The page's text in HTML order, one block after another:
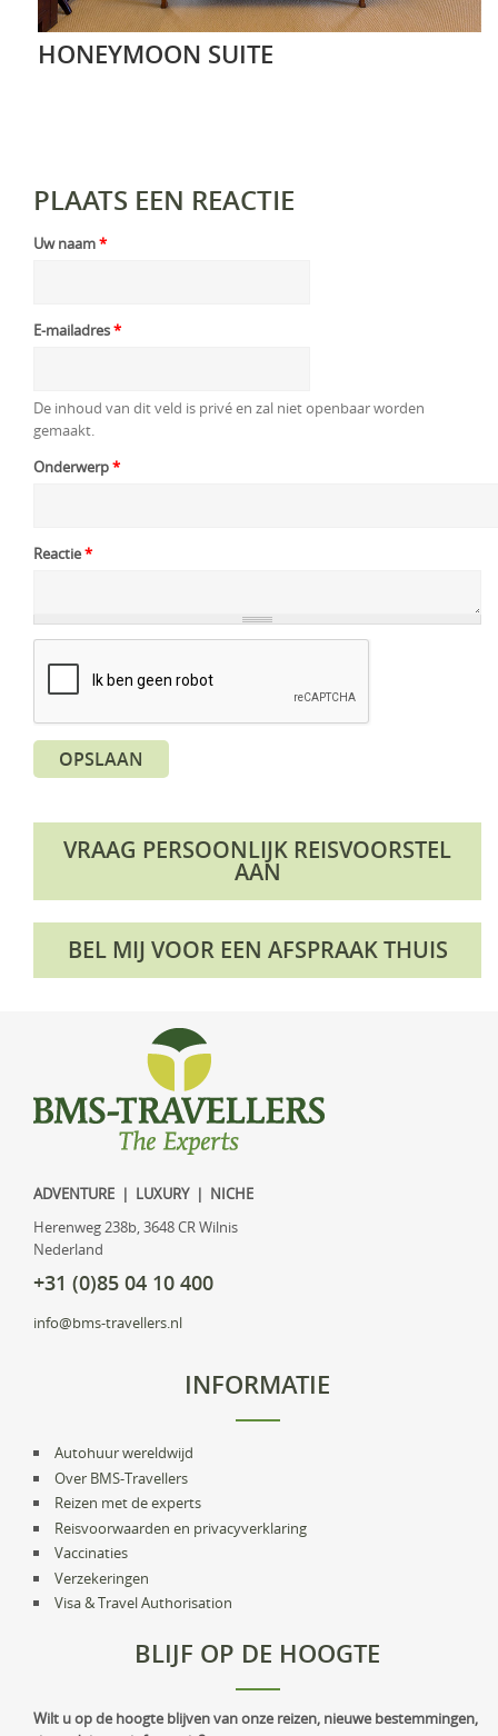
HONEYMOON SUITE
PLAATS EEN REACTIE
Uw naam*
E-mailadres*
De inhoud van dit veld is privé en zal niet openbaar worden
gemaakt.
Onderwerp*
Reactie*
OPSLAAN
VRAAG PERSOONLIJK REISVOORSTEL
AAN
BEL MIJ VOOR EEN AFSPRAAK THUIS
ADVENTURE | LUXURY | NICHE
Herenweg 238b, 3648 CR Wilnis
Nederland
+31 (0)85 04 10 400
info@bms-travellers.nl
INFORMATIE
Autohuur wereldwijd
Over BMS-Travellers
Reizen met de experts
Reisvoorwaarden en privacyverklaring
Vaccinaties
Verzekeringen
Visa & Travel Authorisation
BLIJF OP DE HOOGTE
Wilt u op de hoogte blijven van onze reizen, nieuwe bestemmingen,